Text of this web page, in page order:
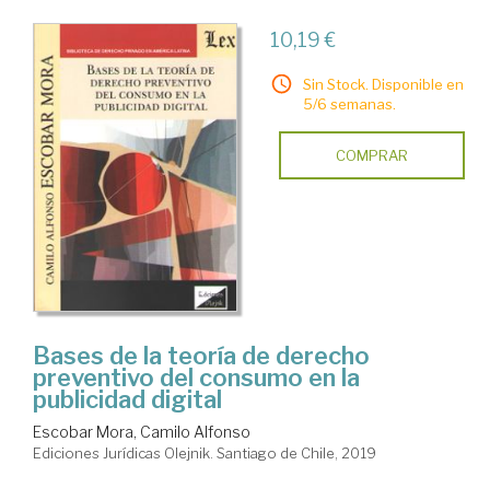
10,19 €
Sin Stock. Disponible en
5/6 semanas.
COMPRAR
Bases de la teoría de derecho
preventivo del consumo en la
publicidad digital
Escobar Mora, Camilo Alfonso
Ediciones Jurídicas Olejnik. Santiago de Chile, 2019